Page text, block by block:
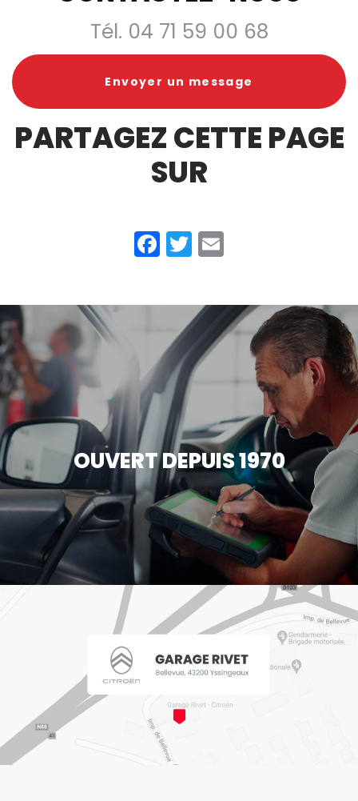
Tél. 04 71 59 00 68
Envoyer un message
PARTAGEZ CETTE PAGE
SUR
Facebook
Twitter
OUVERT DEPUIS 1970